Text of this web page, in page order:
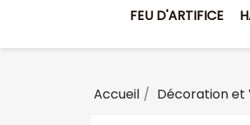
FEU D'ARTIFICE
Accueil Décoration et